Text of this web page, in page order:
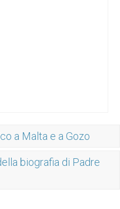
a Malta e a Gozo
biografia di Padre